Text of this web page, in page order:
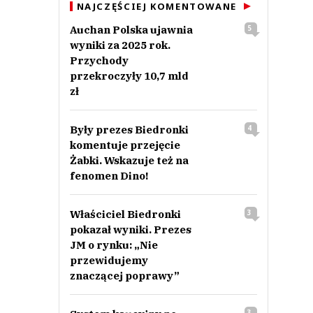
NAJCZĘŚCIEJ KOMENTOWANE
Auchan Polska ujawnia
wyniki za 2025 rok.
Przychody
przekroczyły 10,7 mld
zł
5
Były prezes Biedronki
komentuje przejęcie
Żabki. Wskazuje też na
fenomen Dino!
4
Właściciel Biedronki
pokazał wyniki. Prezes
JM o rynku: „Nie
przewidujemy
znaczącej poprawy”
3